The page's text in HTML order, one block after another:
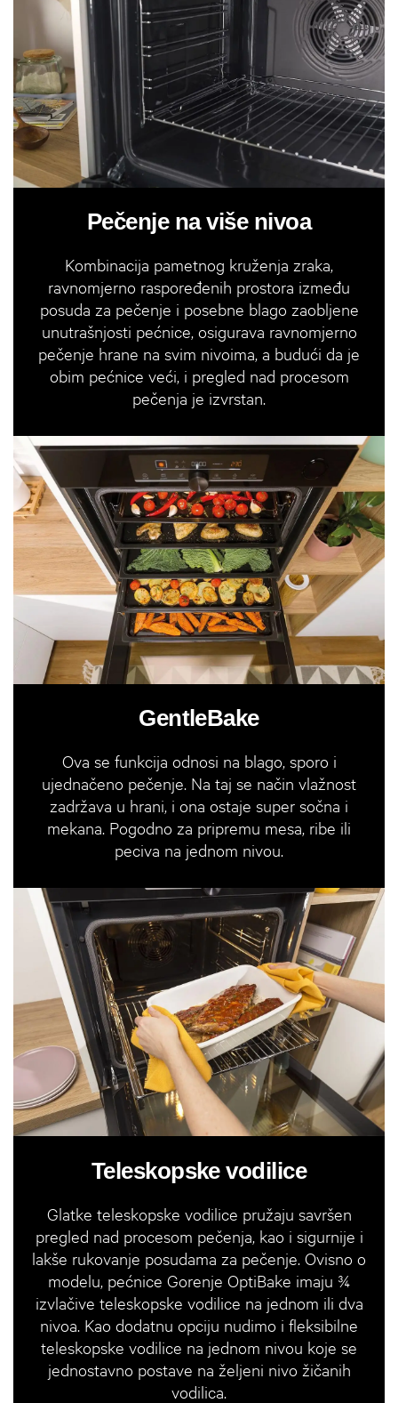
Pečenje na više nivoa
Kombinacija pametnog kruženja zraka,
ravnomjerno raspoređenih prostora između
posuda za pečenje i posebne blago zaobljene
unutrašnjosti pećnice, osigurava ravnomjerno
pečenje hrane na svim nivoima, a budući da je
obim pećnice veći, i pregled nad procesom
pečenja je izvrstan.
GentleBake
Ova se funkcija odnosi na blago, sporo i
ujednačeno pečenje. Na taj se način vlažnost
zadržava u hrani, i ona ostaje super sočna i
mekana. Pogodno za pripremu mesa, ribe ili
peciva na jednom nivou.
Teleskopske vodilice
Glatke teleskopske vodilice pružaju savršen
pregled nad procesom pečenja, kao i sigurnije i
lakše rukovanje posudama za pečenje. Ovisno o
modelu, pećnice Gorenje OptiBake imaju ¾
izvlačive teleskopske vodilice na jednom ili dva
nivoa. Kao dodatnu opciju nudimo i fleksibilne
teleskopske vodilice na jednom nivou koje se
jednostavno postave na željeni nivo žičanih
vodilica.